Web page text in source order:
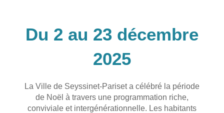
Du 2 au 23 décembre
2025
La Ville de Seyssinet-Pariset a célébré la période
de Noël à travers une programmation riche,
conviviale et intergénérationnelle. Les habitants